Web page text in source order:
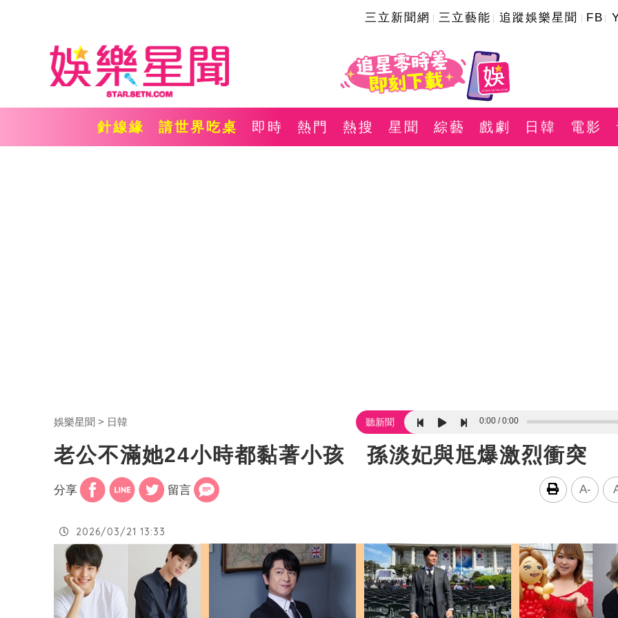
三立新聞網 三立藝能 追蹤娛樂星聞 FB
針線緣 請世界吃桌 即時 熱門 熱搜 星聞 綜藝 戲劇 日韓 電影
娛樂星聞 日韓 聽新聞 0:00 0:00
老公不滿她24小時都黏著小孩 孫淡妃與尪爆激烈衝突
分享 留言 A-
2026/03/21 13:33